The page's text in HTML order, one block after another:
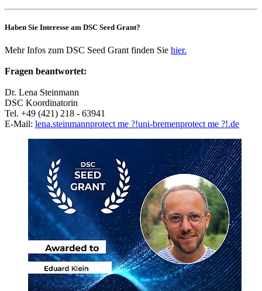
Haben Sie Interesse am DSC Seed Grant?
Mehr Infos zum DSC Seed Grant finden Sie hier.
Fragen beantwortet:
Dr. Lena Steinmann
DSC Koordinatorin
Tel. +49 (421) 218 - 63941
E-Mail: lena.steinmannprotect me ?!uni-bremenprotect me ?!.de